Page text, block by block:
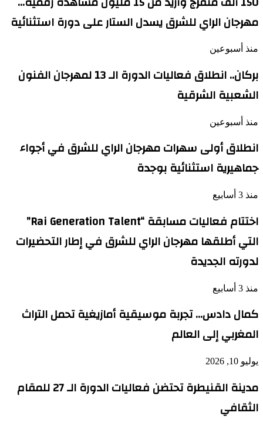
مهرجان الراي للشرق يسدل الستار على دورة استثنائية
منذ أسبوعين
بركان.. انطلاق فعاليات الدورة الـ 13 لمهرجان الفنون
الشعبية الشرقية
منذ أسبوعين
انطلاق أولى سهرات مهرجان الراي للشرق في أجواء
جماهيرية استثنائية بوجدة
منذ 3 أسابيع
اختتام فعاليات مسابقة “Rai Generation Talent”
التي أطلقها مهرجان الراي للشرق في إطار التحضيرات
لدورته الجديدة
منذ 3 أسابيع
كمال دادس… تجربة موسيقية أمازيغية تحمل التراث
المغربي إلى العالم
يوليو 10, 2026
مدينة القنيطرة تحتضن فعاليات الدورة الـ 27 للمقام
الثقافي